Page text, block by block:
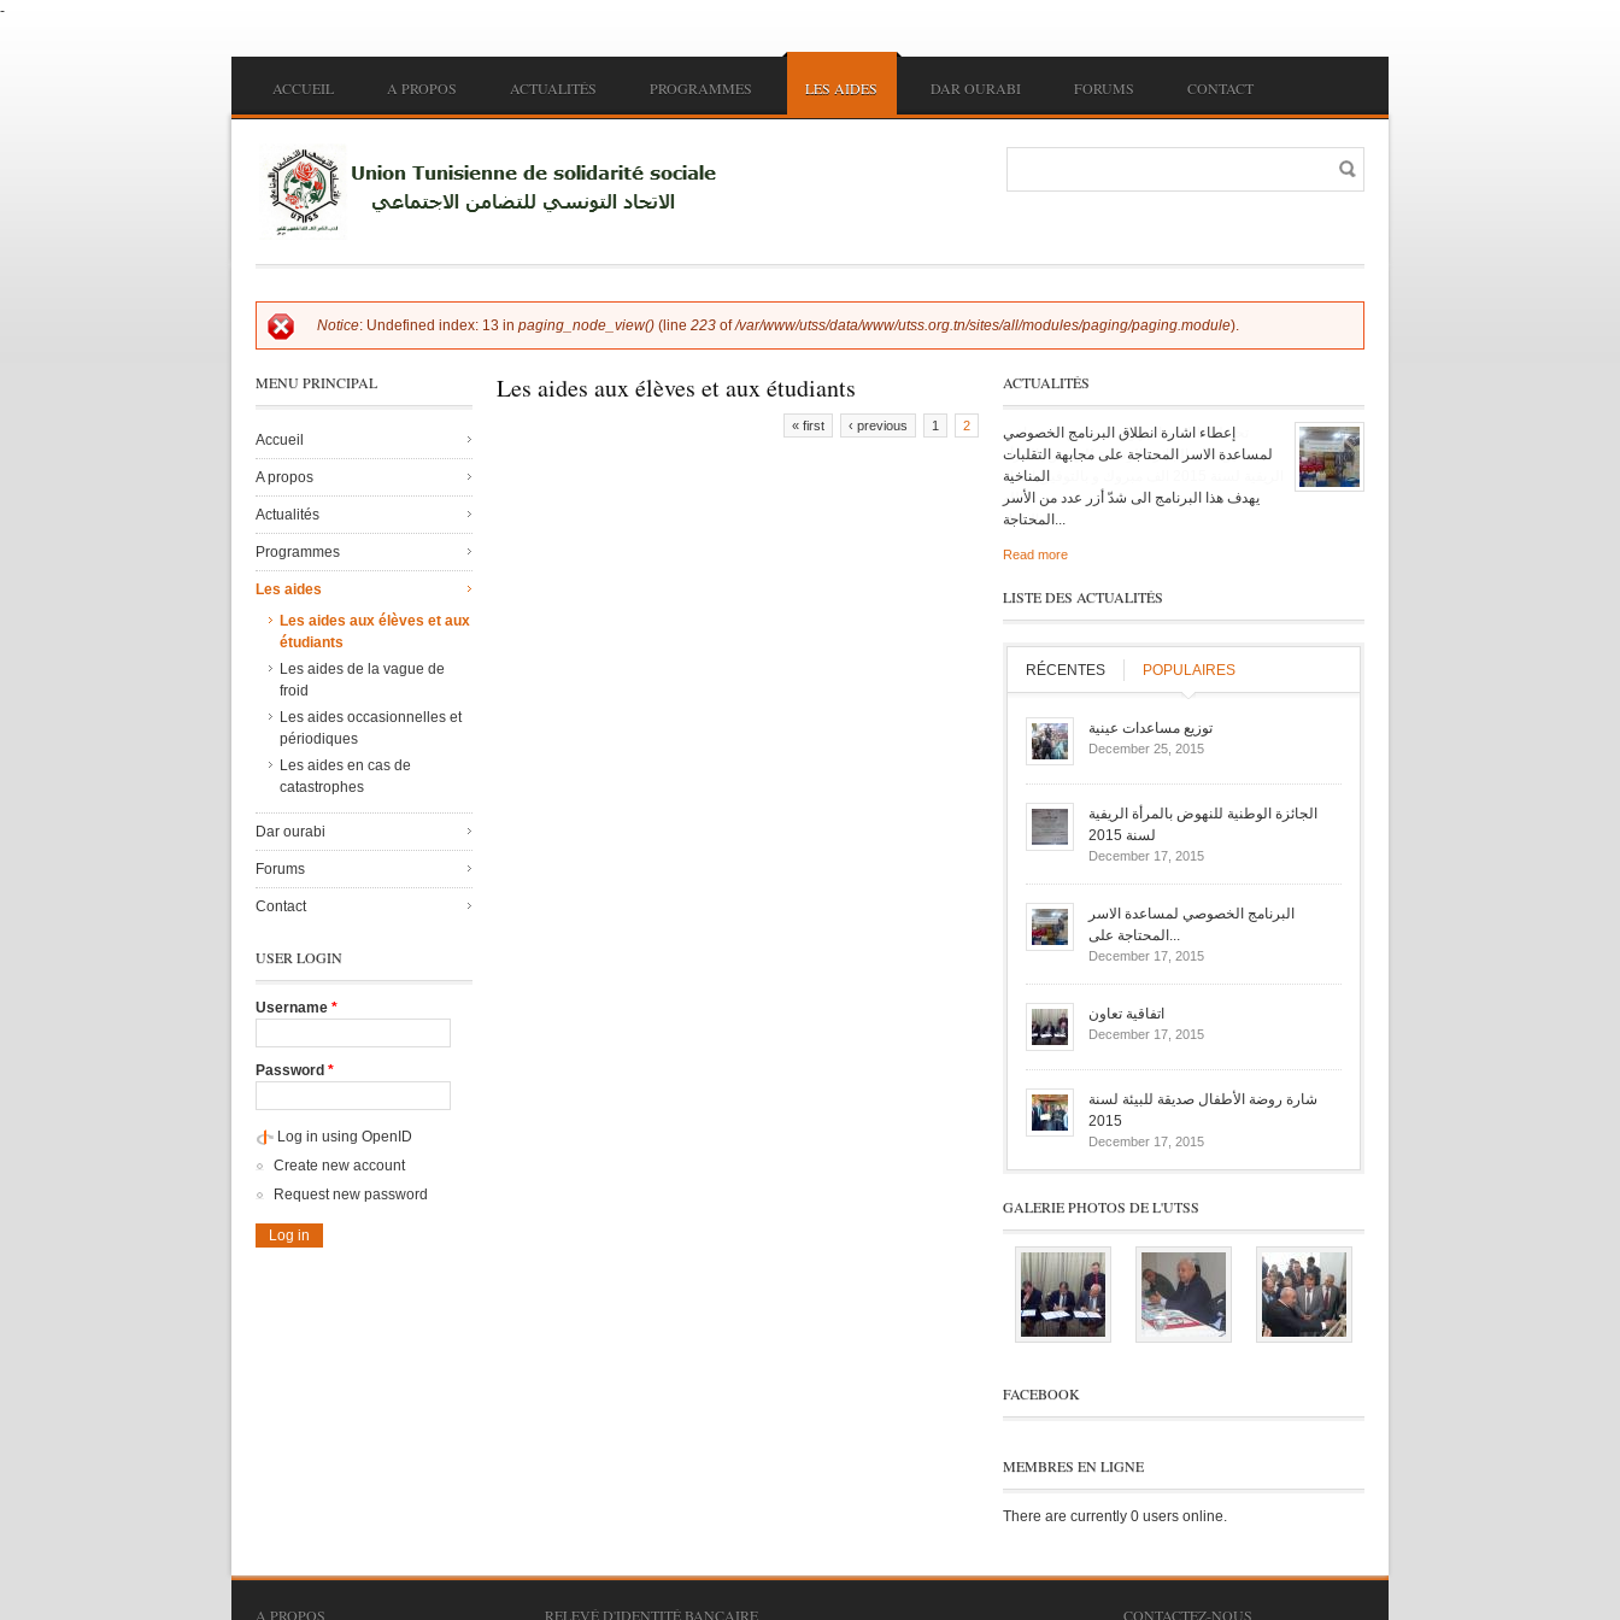
-
Main menu
ACCUEIL A PROPOS ACTUALITÉS PROGRAMMES LES AIDES DAR OURABI FORUMS CONTACT
Search form
Search
Error message
Notice: Undefined index: 13 in paging_node_view() (line 223 of/var/www/utss/data/www/utss.org.tn/sites/all/modules/paging/paging.module).
Les aides aux élèves et aux étudiants
« first ‹ previous 1 2
MENU PRINCIPAL
Accueil
A propos
Actualités
Programmes
Les aides
Les aides aux élèves et aux
étudiants
Les aides de la vague de
froid
Les aides occasionnelles et
périodiques
Les aides en cas de
catastrophes
Dar ourabi
Forums
Contact
USER LOGIN
Username *
Password *
Log in using OpenID
Create new account
Request new password
ACTUALITÉS
إعطاء اشارة انطلاق البرنامج الخصوصي
لمساعدة الاسر المحتاجة على مجابهة التقلبات
المناخية
يهدف هذا البرنامج الى شدّ أزر عدد من الأسر
المحتاجة...
Read more
تحصلت اللجنة الجهوية للتضامن الاجتماعي
بمدنين على الجائزة الوطنية للنهوض بالمرأة
الريفية لسنة 2015 الف مبروك و بالتوفيق انشاء
الله
الاتحاد...
Read more
LISTE DES ACTUALITÉS
RÉCENTES POPULAIRES
توزيع مساعدات عينية
December 25, 2015
الجائزة الوطنية للنهوض بالمرأة الريفية
لسنة 2015
December 17, 2015
البرنامج الخصوصي لمساعدة الاسر
المحتاجة على...
December 17, 2015
اتفاقية تعاون
December 17, 2015
شارة روضة الأطفال صديقة للبيئة لسنة
2015
December 17, 2015
GALERIE PHOTOS DE L'UTSS
FACEBOOK
MEMBRES EN LIGNE
There are currently 0 users online.
A PROPOS RELEVÉ D'IDENTITÉ BANCAIRE CONTACTEZ-NOUS